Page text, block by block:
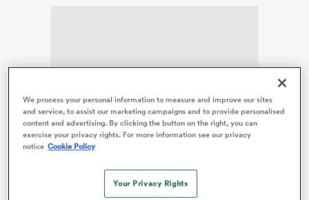
We process your personal information to measure and improve our sites
and service, to assist our marketing campaigns and to provide personalised
content and advertising. By clicking the button on the right, you can
exercise your privacy rights. For more information see our privacy
notice Cookie Policy
Your Privacy Rights